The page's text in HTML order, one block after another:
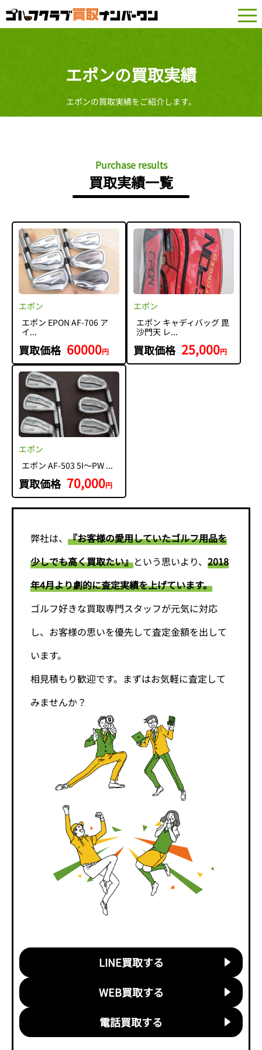
エポンの買取実績
エポンの買取実績をご紹介します。
Purchase results
買取実績一覧
エポン
エポン EPON AF-706 ア
イ...
買取価格 60000円
エポン
エポン キャディバッグ 毘
沙門天 レ...
買取価格 25,000円
エポン
エポン AF-503 5I～PW ...
買取価格 70,000円
弊社は、『お客様の愛用していたゴルフ用品を
少しでも高く買取たい』という思いより、2018
年4月より劇的に査定実績を上げています。
ゴルフ好きな買取専門スタッフが元気に対応
し、お客様の思いを優先して査定金額を出して
います。
相見積もり歓迎です。まずはお気軽に査定して
みませんか？
LINE買取する
WEB買取する
電話買取する